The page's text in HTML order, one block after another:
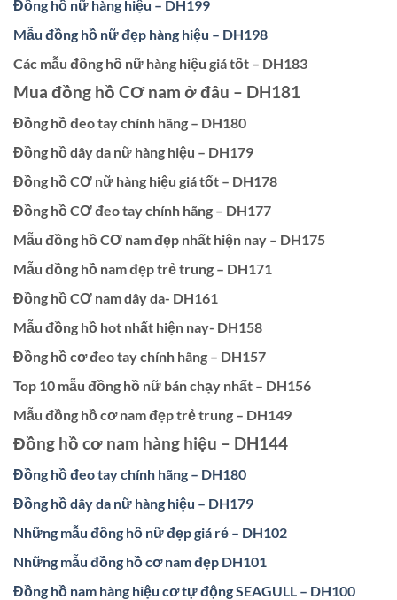
Đồng hồ nữ hàng hiệu – DH199
Mẫu đồng hồ nữ đẹp hàng hiệu – DH198
Các mẫu đồng hồ nữ hàng hiệu giá tốt – DH183
Mua đồng hồ CƠ nam ở đâu – DH181
Đồng hồ đeo tay chính hãng – DH180
Đồng hồ dây da nữ hàng hiệu – DH179
Đồng hồ CƠ nữ hàng hiệu giá tốt – DH178
Đồng hồ CƠ đeo tay chính hãng – DH177
Mẫu đồng hồ CƠ nam đẹp nhất hiện nay – DH175
Mẫu đồng hồ nam đẹp trẻ trung – DH171
Đồng hồ CƠ nam dây da- DH161
Mẫu đồng hồ hot nhất hiện nay- DH158
Đồng hồ cơ đeo tay chính hãng – DH157
Top 10 mẫu đồng hồ nữ bán chạy nhất – DH156
Mẫu đồng hồ cơ nam đẹp trẻ trung – DH149
Đồng hồ cơ nam hàng hiệu – DH144
Đồng hồ đeo tay chính hãng – DH180
Đồng hồ dây da nữ hàng hiệu – DH179
Những mẫu đồng hồ nữ đẹp giá rẻ – DH102
Những mẫu đồng hồ cơ nam đẹp DH101
Đồng hồ nam hàng hiệu cơ tự động SEAGULL – DH100